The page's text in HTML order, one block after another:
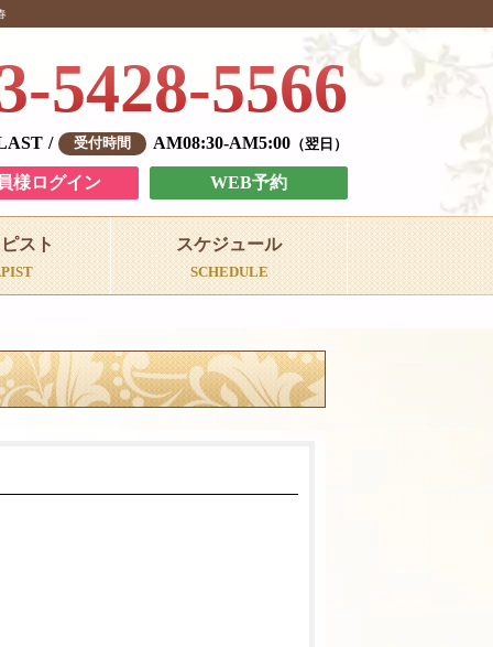
5428-5566
AM08:30-AM5:00 翌日
様ログイン WEB予約
スト スケジュール
SCHEDULE